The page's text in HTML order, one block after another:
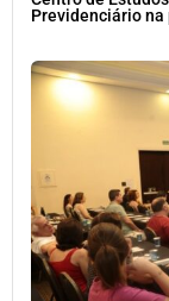
Previdenciário na